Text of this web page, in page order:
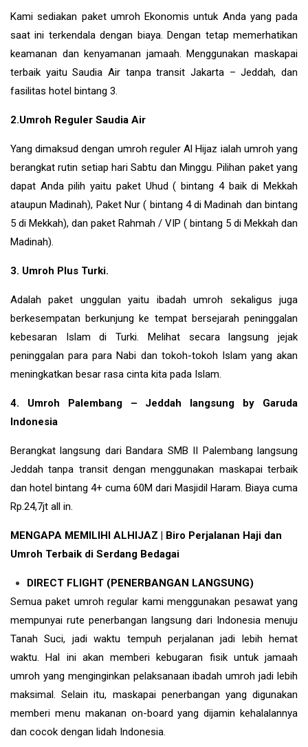
Kami sediakan paket umroh Ekonomis untuk Anda yang pada
saat ini terkendala dengan biaya. Dengan tetap memerhatikan
keamanan dan kenyamanan jamaah. Menggunakan maskapai
terbaik yaitu Saudia Air tanpa transit Jakarta – Jeddah, dan
fasilitas hotel bintang 3.
2.Umroh Reguler Saudia Air
Yang dimaksud dengan umroh reguler Al Hijaz ialah umroh yang
berangkat rutin setiap hari Sabtu dan Minggu. Pilihan paket yang
dapat Anda pilih yaitu paket Uhud ( bintang 4 baik di Mekkah
ataupun Madinah), Paket Nur ( bintang 4 di Madinah dan bintang
5 di Mekkah), dan paket Rahmah / VIP ( bintang 5 di Mekkah dan
Madinah).
3. Umroh Plus Turki.
Adalah paket unggulan yaitu ibadah umroh sekaligus juga
berkesempatan berkunjung ke tempat bersejarah peninggalan
kebesaran Islam diTurki. Melihat secara langsung jejak
peninggalan para para Nabi dan tokoh-tokoh Islam yang akan
meningkatkan besar rasa cinta kita pada Islam.
4. Umroh Palembang – Jeddah langsung by Garuda
Indonesia
Berangkat langsung dari Bandara SMB II Palembang langsung
Jeddah tanpa transit dengan menggunakan maskapai terbaik
dan hotel bintang 4+ cuma 60M dari Masjidil Haram. Biaya cuma
Rp.24,7jt all in.
MENGAPA MEMILIHI ALHIJAZ | Biro Perjalanan Haji dan
Umroh Terbaik di Serdang Bedagai
DIRECT FLIGHT (PENERBANGAN LANGSUNG)
Semua paket umroh regular kami menggunakan pesawat yang
mempunyai rute penerbangan langsung dari Indonesia menuju
Tanah Suci, jadi waktu tempuh perjalanan jadi lebih hemat
waktu. Hal ini akan memberi kebugaran fisik untuk jamaah
umroh yang menginginkan pelaksanaan ibadah umroh jadi lebih
maksimal. Selain itu, maskapai penerbangan yang digunakan
memberi menu makanan on-board yang dijamin kehalalannya
dan cocok dengan lidah Indonesia.